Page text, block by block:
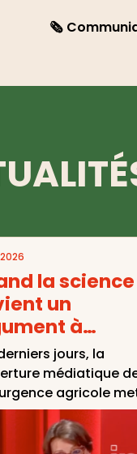
🗞️
la science
un
à
jours, la
médiatique
agricole
un paradoxe : les
des scientifiques